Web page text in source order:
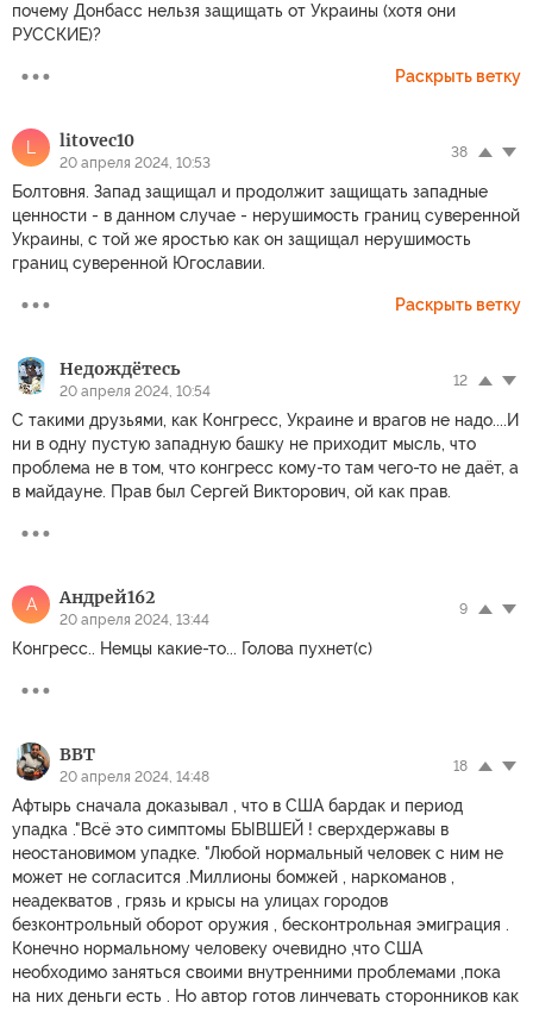
почему Донбасс нельзя защищать от Украины (хотя они
РУССКИЕ)?
Раскрыть ветку
L litоvec10
20 апреля 2024, 10:53
38
Болтовня. Запад защищал и продолжит защищать западные
ценности - в данном случае - нерушимость границ суверенной
Украины, с той же яростью как он защищал нерушимость
границ суверенной Югославии.
Раскрыть ветку
Недождётесь
20 апреля 2024, 10:54
12
С такими друзьями, как Конгресс, Украине и врагов не надо....И
ни в одну пустую западную башку не приходит мысль, что
проблема не в том, что конгресс кому-то там чего-то не даёт, а
в майдауне. Прав был Сергей Викторович, ой как прав.
А Андрей162
20 апреля 2024, 13:44
9
Конгресс.. Немцы какие-то... Голова пухнет(с)
ВВТ
20 апреля 2024, 14:48
18
Афтырь сначала доказывал , что в США бардак и период
упадка ."Всё это симптомы БЫВШЕЙ ! сверхдержавы в
неостановимом упадке. "Любой нормальный человек с ним не
может не согласится .Миллионы бомжей , наркоманов ,
неадекватов , грязь и крысы на улицах городов
безконтрольный оборот оружия , бесконтрольная эмиграция .
Конечно нормальному человеку очевидно ,что США
необходимо заняться своими внутренними проблемами ,пока
на них деньги есть . Но автор готов линчевать сторонников как